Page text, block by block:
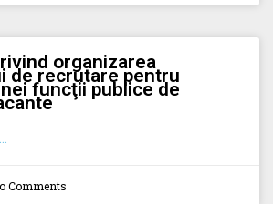
organizarea
de recrutare pentru
funcţii publice de
Comments